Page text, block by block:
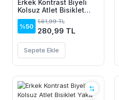
Erkek Kontrast Biyeli
Kolsuz Atlet Bisiklet
Yaka Yazlık Basic Atlet
- Beyaz
%50
561,99 TL
280,99 TL
Sepete Ekle